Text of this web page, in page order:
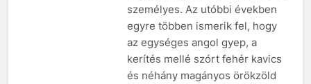
személyes. Az utóbbi években
egyre többen ismerik fel, hogy
az egységes angol gyep, a
kerítés mellé szórt fehér kavics
és néhány magányos örökzöld